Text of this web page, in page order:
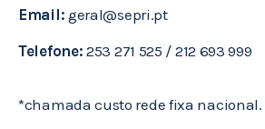
Email: geral@sepri.pt
Telefone: 253 271 525 / 212 693 999
*chamada custo rede fixa nacional.